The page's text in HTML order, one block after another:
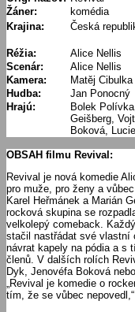
Žáner:
komédia
Krajina:
Česká
Réžia:
Alice Nellis
Scenár:
Alice Nellis
Kamera:
Matěj Cibulka
Hudba:
Jan Ponocný
Hrajú:
Bolek
Geišberg,
Boková,
OBSAH filmu Revival:
Revival je nová komedie
pro muže, pro ženy a
Karel Heřmánek a Marián
rocková skupina se
velkolepý comeback.
stačil nastřádat své vlastní
návrat kapely na pódia a s
členů. V dalších rolích
Dyk, Jenovéfa Boková
„Revival je komedie o
tím, že se vůbec